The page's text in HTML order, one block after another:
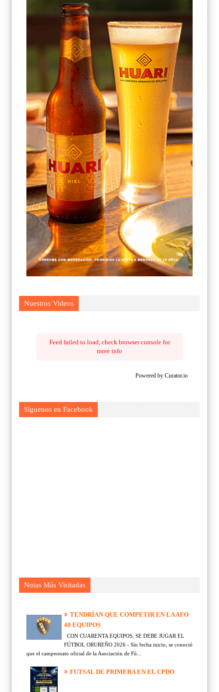
Nuestros Videos
Feed failed to load, check browser console for
more info
Powered by Curator.io
Síguenos en Facebook
Notas Más Visitadas
TENDRÍAN QUE COMPETIR EN LA AFO
40 EQUIPOS
CON CUARENTA EQUIPOS, SE DEBE JUGAR EL
FÚTBOL ORUREÑO 2026 - Sin fecha inicio, se conoció
que el campeonato oficial de la Asociación de Fú...
FUTSAL DE PRIMERA EN EL CPDO